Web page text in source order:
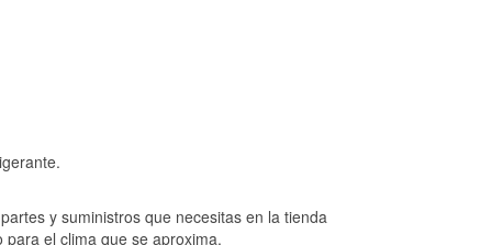
y suministros que necesitas en la tienda
el clima que se aproxima.